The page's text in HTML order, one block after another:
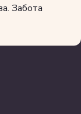
Забота